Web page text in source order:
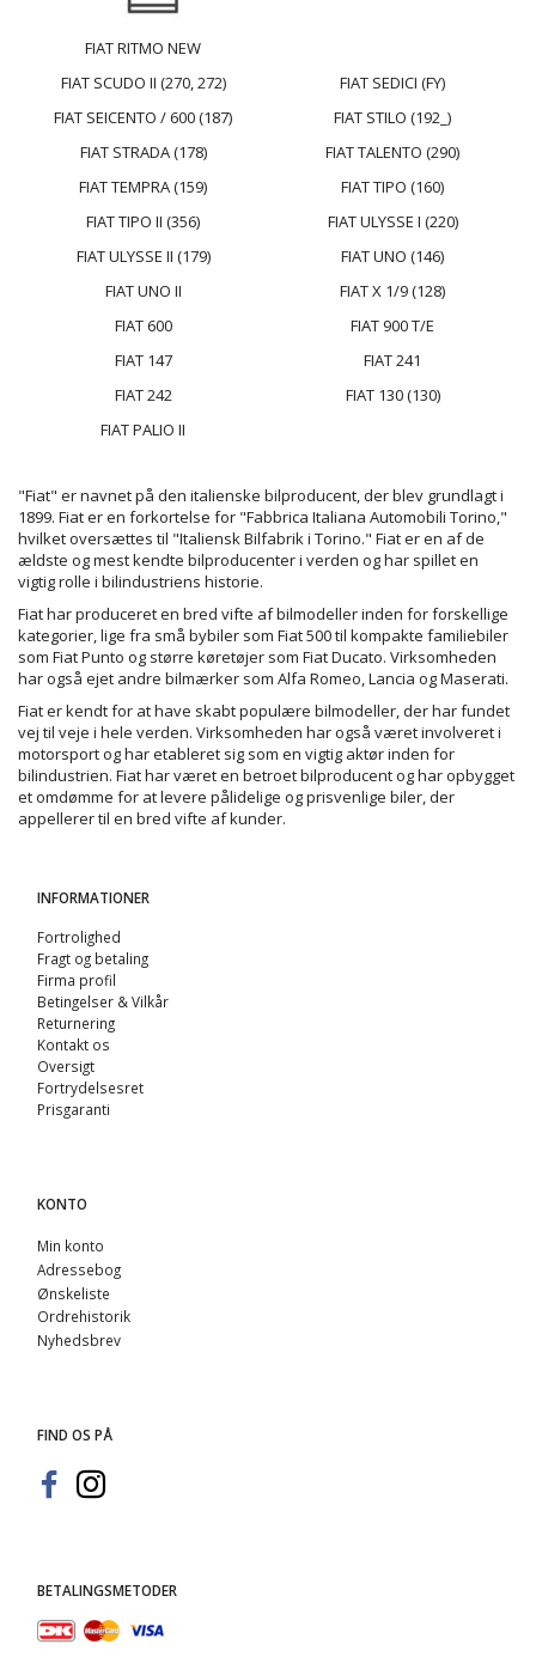
FIAT RITMO NEW
FIAT SCUDO II (270, 272)
FIAT SEDICI (FY)
FIAT SEICENTO / 600 (187)
FIAT STILO (192_)
FIAT STRADA (178)
FIAT TALENTO (290)
FIAT TEMPRA (159)
FIAT TIPO (160)
FIAT TIPO II (356)
FIAT ULYSSE I (220)
FIAT ULYSSE II (179)
FIAT UNO (146)
FIAT UNO II
FIAT X 1/9 (128)
FIAT 600
FIAT 900 T/E
FIAT 147
FIAT 241
FIAT 242
FIAT 130 (130)
FIAT PALIO II
"Fiat" er navnet på den italienske bilproducent, der blev grundlagt i
1899. Fiat er en forkortelse for "Fabbrica Italiana Automobili Torino,"
hvilket oversættes til "Italiensk Bilfabrik i Torino." Fiat er en af de
ældste og mest kendte bilproducenter i verden og har spillet en
vigtig rolle i bilindustriens historie.
Fiat har produceret en bred vifte af bilmodeller inden for forskellige
kategorier, lige fra små bybiler som Fiat 500 til kompakte familiebiler
som Fiat Punto og større køretøjer som Fiat Ducato. Virksomheden
har også ejet andre bilmærker som Alfa Romeo, Lancia og Maserati.
Fiat er kendt for at have skabt populære bilmodeller, der har fundet
vej til veje i hele verden. Virksomheden har også været involveret i
motorsport og har etableret sig som en vigtig aktør inden for
bilindustrien. Fiat har været en betroet bilproducent og har opbygget
et omdømme for at levere pålidelige og prisvenlige biler, der
appellerer til en bred vifte af kunder.
INFORMATIONER
Fortrolighed
Fragt og betaling
Firma profil
Betingelser & Vilkår
Returnering
Kontakt os
Oversigt
Fortrydelsesret
Prisgaranti
KONTO
Min konto
Adressebog
Ønskeliste
Ordrehistorik
Nyhedsbrev
FIND OS PÅ
BETALINGSMETODER